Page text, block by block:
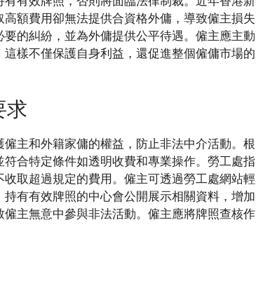
額費用卻無法提供合資格外傭，導致僱主損失
的糾紛，並為外傭提供公平待遇。僱主應主動
樣不僅保護自身利益，還促進整個僱傭市場的
求
主和外籍家傭的權益，防止非法中介活動。根
合特定條件如透明收費和專業操作。勞工處指
取超過規定的費用。僱主可透過勞工處網站輕
有有效牌照的中心會公開展示相關資料，增加
主無意中參與非法活動。僱主應將牌照查核作